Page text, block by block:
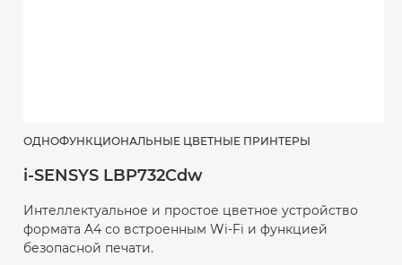
ОДНОФУНКЦИОНАЛЬНЫЕ ЦВЕТНЫЕ ПРИНТЕРЫ
i-SENSYS LBP732Cdw
Интеллектуальное и простое цветное устройство
формата A4 со встроенным Wi-Fi и функцией
безопасной печати.